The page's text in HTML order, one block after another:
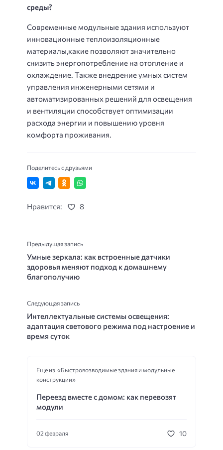
среды?
Современные модульные здания используют
инновационные теплоизоляционные
материалы,какие позволяют значительно
снизить энергопотребление на отопление и
охлаждение. Также внедрение умных систем
управления инженерными сетями и
автоматизированных решений для освещения
и вентиляции способствует оптимизации
расхода энергии и повышению уровня
комфорта проживания.
Поделитесь с друзьями
Нравится: 8
Предыдущая запись
Умные зеркала: как встроенные датчики
здоровья меняют подход к домашнему
благополучию
Следующая запись
Интеллектуальные системы освещения:
адаптация светового режима под настроение и
время суток
Еще из «Быстровозводимые здания и модульные
конструкции»
Переезд вместе с домом: как перевозят
модули
02 февраля 10